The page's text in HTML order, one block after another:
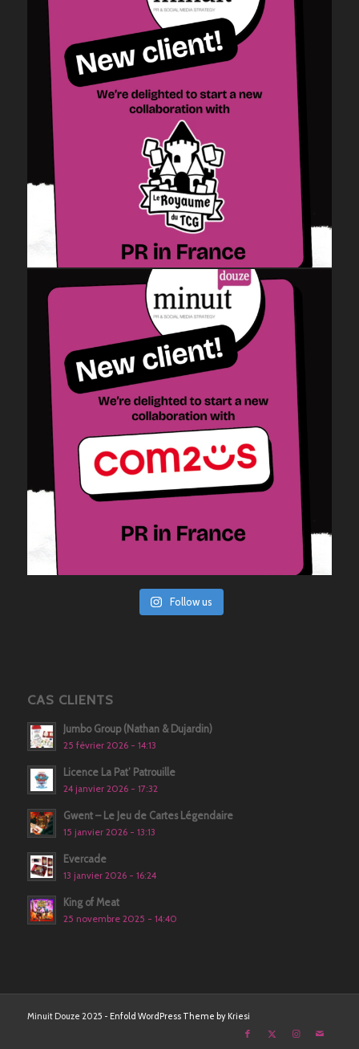
Follow us
CAS CLIENTS
Jumbo Group (Nathan & Dujardin)
25 février 2026 - 14:13
Licence La Pat’ Patrouille
24 janvier 2026 - 17:32
Gwent – Le Jeu de Cartes Légendaire
15 janvier 2026 - 13:13
Evercade
13 janvier 2026 - 16:24
King of Meat
25 novembre 2025 - 14:40
Minuit Douze 2025 - Enfold WordPress Theme by Kriesi